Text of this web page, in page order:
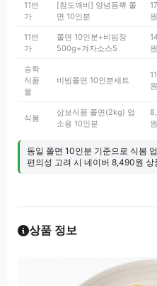
11번
가
[참도깨비] 양념듬뿍 쫄
면 10인분
원
11번
가
쫄면 10인분+비빔장
500g+겨자소스5
원
송학
식품
몰
비빔쫄면 10인분세트
원
식봄
삼보식품 쫄면(2kg) 업
소용 10인분
원
동일 쫄면 10인분 기준으로 식봄
편의성 고려 시 네이버 8,490원
상품 정보